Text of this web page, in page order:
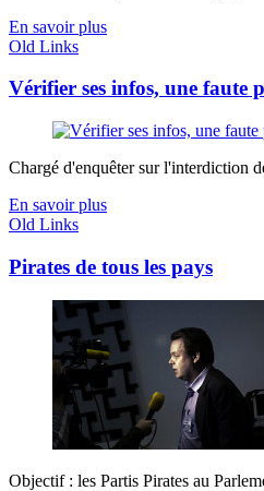
En savoir plus
Old Links
Vérifier ses infos, une faute
Chargé d'enquêter sur l'interdiction
En savoir plus
Old Links
Pirates de tous les pays
Objectif : les Partis Pirates au